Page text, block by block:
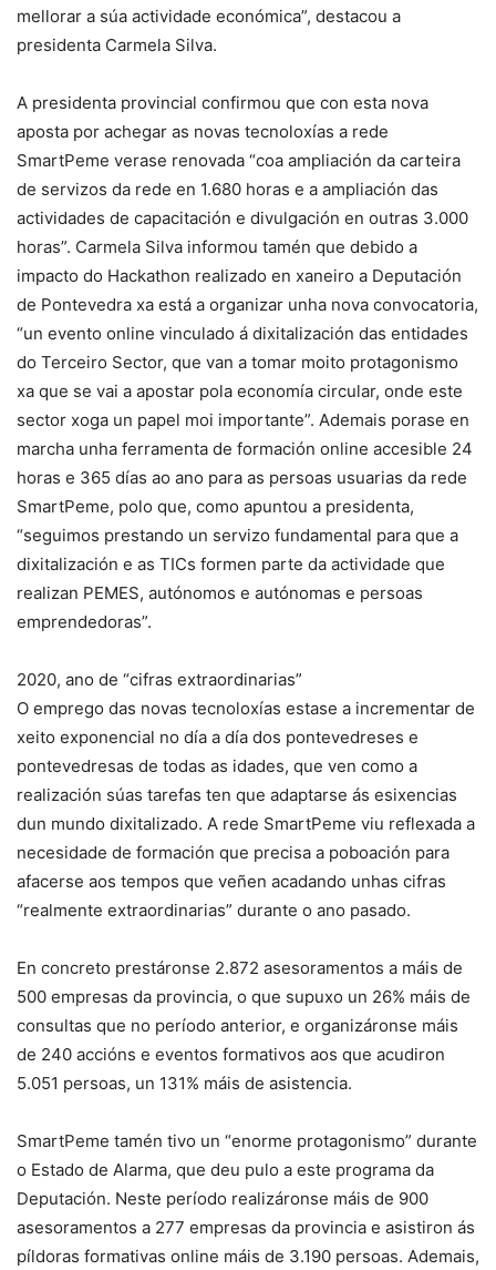
mellorar a súa actividade económica”, destacou a
presidenta Carmela Silva.
A presidenta provincial confirmou que con esta nova
aposta por achegar as novas tecnoloxías a rede
SmartPeme verase renovada “coa ampliación da carteira
de servizos da rede en 1.680 horas e a ampliación das
actividades de capacitación e divulgación en outras 3.000
horas”. Carmela Silva informou tamén que debido a
impacto do Hackathon realizado en xaneiro a Deputación
de Pontevedra xa está a organizar unha nova convocatoria,
“un evento online vinculado á dixitalización das entidades
do Terceiro Sector, que van a tomar moito protagonismo
xa que se vai a apostar pola economía circular, onde este
sector xoga un papel moi importante”. Ademais porase en
marcha unha ferramenta de formación online accesible 24
horas e 365 días ao ano para as persoas usuarias da rede
SmartPeme, polo que, como apuntou a presidenta,
“seguimos prestando un servizo fundamental para que a
dixitalización e as TICs formen parte da actividade que
realizan PEMES, autónomos e autónomas e persoas
emprendedoras”.
2020, ano de “cifras extraordinarias”
O emprego das novas tecnoloxías estase a incrementar de
xeito exponencial no día a día dos pontevedreses e
pontevedresas de todas as idades, que ven como a
realización súas tarefas ten que adaptarse ás esixencias
dun mundo dixitalizado. A rede SmartPeme viu reflexada a
necesidade de formación que precisa a poboación para
afacerse aos tempos que veñen acadando unhas cifras
“realmente extraordinarias” durante o ano pasado.
En concreto prestáronse 2.872 asesoramentos a máis de
500 empresas da provincia, o que supuxo un 26% máis de
consultas que no período anterior, e organizáronse máis
de 240 accións e eventos formativos aos que acudiron
5.051 persoas, un 131% máis de asistencia.
SmartPeme tamén tivo un “enorme protagonismo” durante
o Estado de Alarma, que deu pulo a este programa da
Deputación. Neste período realizáronse máis de 900
asesoramentos a 277 empresas da provincia e asistiron ás
píldoras formativas online máis de 3.190 persoas. Ademais,